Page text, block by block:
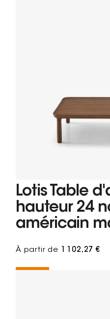
Lotis Table
hauteur 24
américain
À partir de 1 102,27 €